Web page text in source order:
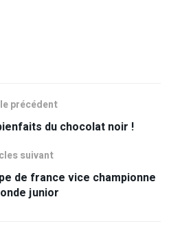
précédent
du chocolat noir !
suivant
de france vice championne
junior